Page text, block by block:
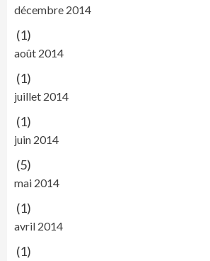
décembre 2014
(1)
août 2014
(1)
juillet 2014
(1)
juin 2014
(5)
mai 2014
(1)
avril 2014
(1)